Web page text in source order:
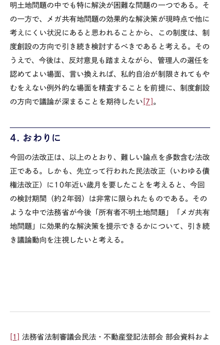
明土地問題の中でも特に解決が困難な問題の一つである。そ
の一方で、メガ共有地問題の効果的な解決策が現時点で他に
考えにくい状況にあると思われることから、この制度は、制
度創設の方向で引き続き検討するべきであると考える。その
うえで、今後は、反対意見も踏まえながら、管理人の選任を
認めてよい場面、言い換えれば、私的自治が制限されてもや
むをえない例外的な場面を精査することを前提に、制度創設
の方向で議論が深まることを期待したい [7] 。
４．おわりに
今回の法改正は、以上のとおり、難しい論点を多数含む法改
正である。しかも、先立って行われた民法改正（いわゆる債
権法改正）に 10年近い歳月を要したことを考えると、今回
の検討期間（約 2年弱）は非常に限られたものである。その
ような中で法務省が今後「所有者不明土地問題」「メガ共有
地問題」に効果的な解決策を提示できるかについて、引き続
き議論動向を注視したいと考える。
[1]
法務省法制審議会民法・不動産登記法部会 部会資料およ